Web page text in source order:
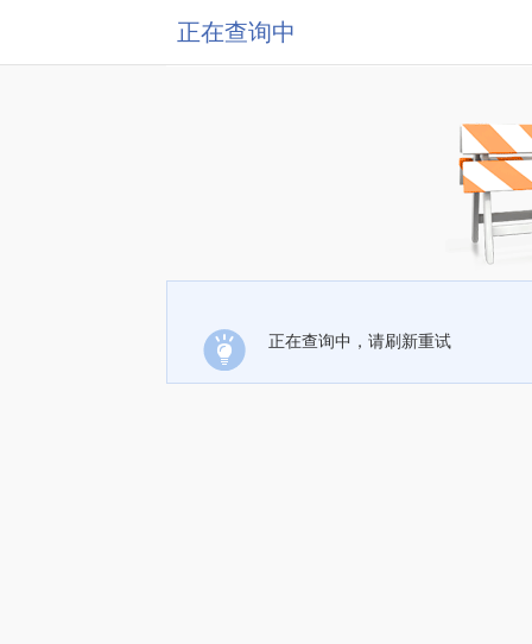
正在查询中
正在查询中，请刷新重试